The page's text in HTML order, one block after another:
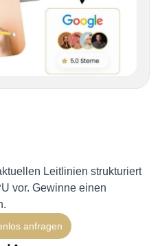
Leitlinien strukturiert
vor. Gewinne einen
anfragen